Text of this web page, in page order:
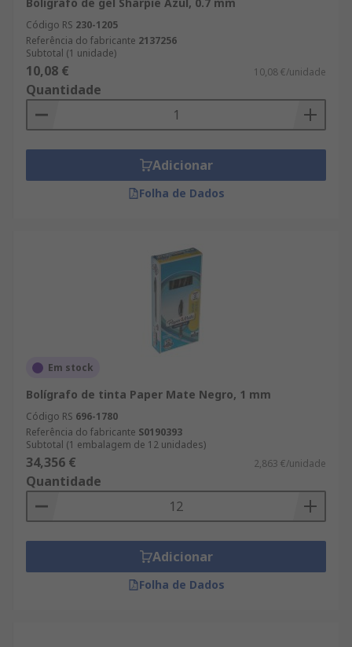
Código RS 230-1205
Referência do fabricante 2137256
Subtotal (1 unidade)
10,08 € 10,08 €/unidade
Quantidade
Adicionar
Folha de Dados
Em stock
Bolígrafo de tinta Paper Mate Negro, 1 mm
Código RS 696-1780
Referência do fabricante S0190393
Subtotal (1 embalagem de 12 unidades)
34,356 € 2,863 €/unidade
Quantidade
Adicionar
Folha de Dados